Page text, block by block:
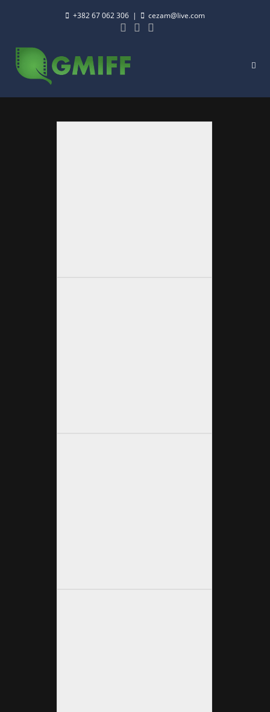
+382 67 062 306 | cezam@live.com